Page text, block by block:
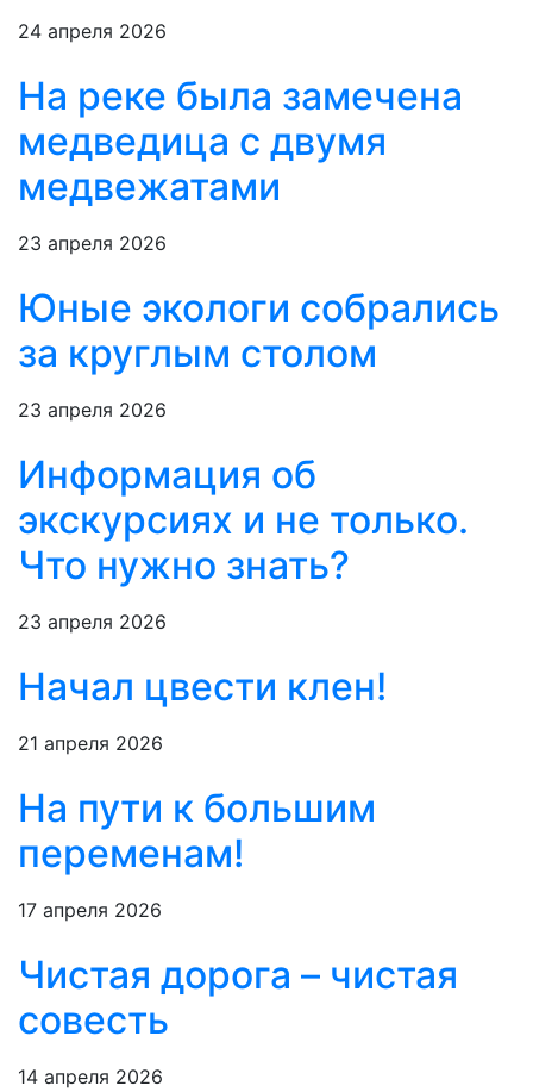
24 апреля 2026
На реке была замечена
медведица с двумя
медвежатами
23 апреля 2026
Юные экологи собрались
за круглым столом
23 апреля 2026
Информация об
экскурсиях и не только.
Что нужно знать?
23 апреля 2026
Начал цвести клен!
21 апреля 2026
На пути к большим
переменам!
17 апреля 2026
Чистая дорога – чистая
совесть
14 апреля 2026